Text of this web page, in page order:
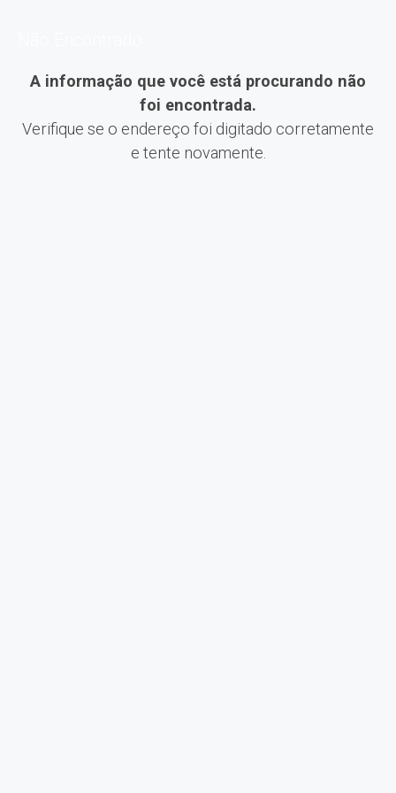
A informação que você está procurando não
foi encontrada.
Verifique se o endereço foi digitado corretamente
e tente novamente.